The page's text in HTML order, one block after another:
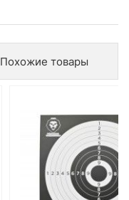
Похожие товары